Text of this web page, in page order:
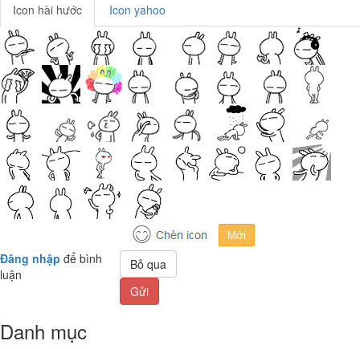
Icon hài hước Icon yahoo
Đăng nhập để bình
luận
Bỏ qua
Gửi
Danh mục